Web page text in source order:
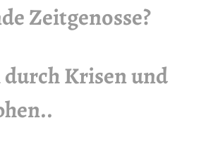
Zeitgenosse?
Krisen und